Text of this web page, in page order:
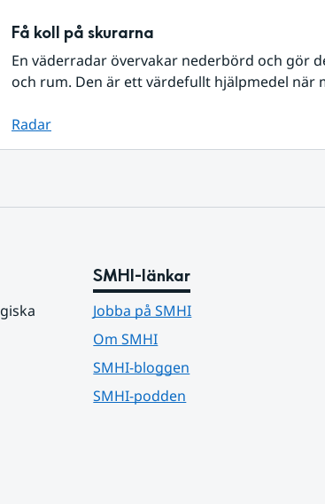
Få koll på skurarna
En väderradar övervakar nederbörd och gör
och rum. Den är ett värdefullt hjälpmedel när
Radar
SMHI-länkar
Jobba på SMHI
Om SMHI
SMHI-bloggen
SMHI-podden